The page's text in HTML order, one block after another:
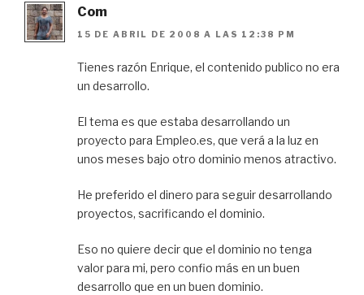
Com
15 DE ABRIL DE 2008 A LAS 12:38 PM
Tienes razón Enrique, el contenido publico no era
un desarrollo.
El tema es que estaba desarrollando un
proyecto para Empleo.es, que verá a la luz en
unos meses bajo otro dominio menos atractivo.
He preferido el dinero para seguir desarrollando
proyectos, sacrificando el dominio.
Eso no quiere decir que el dominio no tenga
valor para mi, pero confio más en un buen
desarrollo que en un buen dominio.